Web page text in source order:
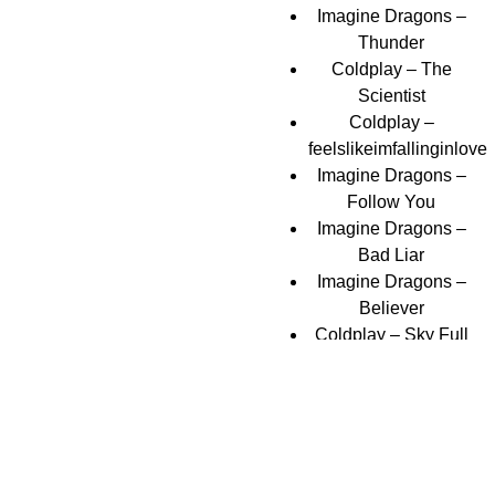
Imagine Dragons –
Thunder
Coldplay – The
Scientist
Coldplay –
feelslikeimfallinginlove
Imagine Dragons –
Follow You
Imagine Dragons –
Bad Liar
Imagine Dragons –
Believer
Coldplay – Sky Full